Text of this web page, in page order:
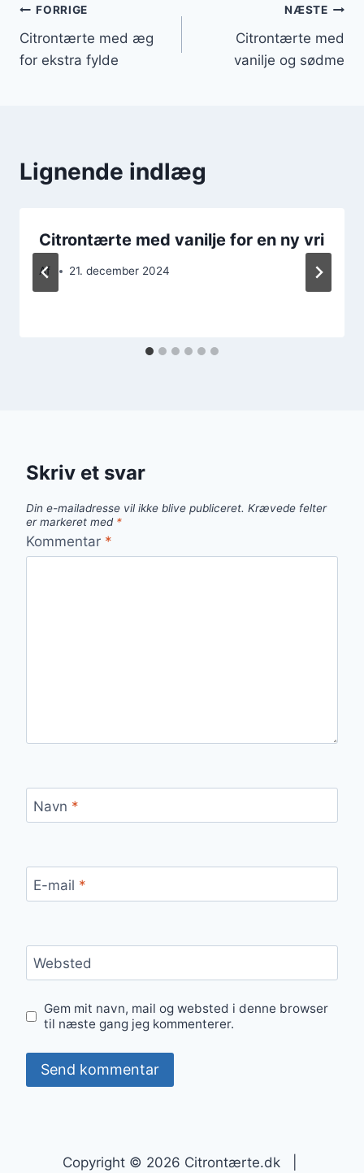
Indlægsnavigation
FORRIGE
Citrontærte med æg
for ekstra fylde
NÆSTE
Citrontærte med
vanilje og sødme
Lignende indlæg
Citrontærte med vanilje for en ny vri
Af 21. december 2024
Skriv et svar
Din e-mailadresse vil ikke blive publiceret. Krævede felter
er markeret med *
Kommentar *
Navn *
E-mail *
Websted
Gem mit navn, mail og websted i denne browser
til næste gang jeg kommenterer.
Copyright © 2026 Citrontærte.dk |